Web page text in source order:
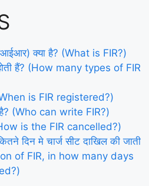
क्या है? (What is FIR?)
हैं? (How many types of FIR
is FIR registered?)
(Who can write FIR?)
is the FIR cancelled?)
दिन मे चार्ज सीट दाखिल की जाती
of FIR, in how many days